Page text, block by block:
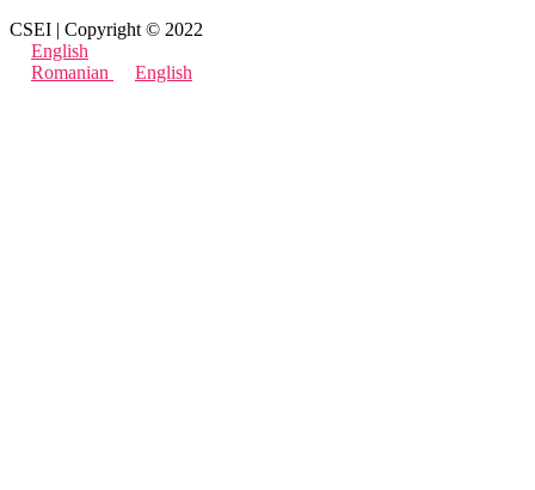
CSEI | Copyright © 2022
English
Romanian
English